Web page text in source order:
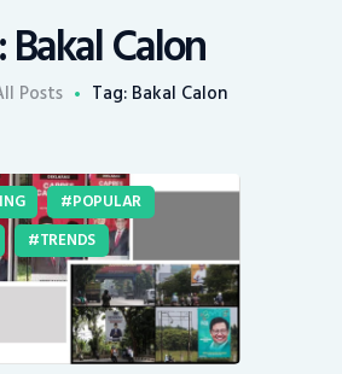
Bakal Calon
Posts Tag: Bakal Calon
POPULAR
TRENDS